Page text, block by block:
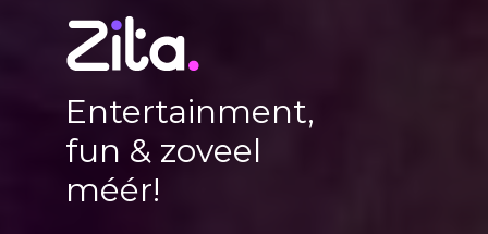
Entertainment,
fun & zoveel
méér!